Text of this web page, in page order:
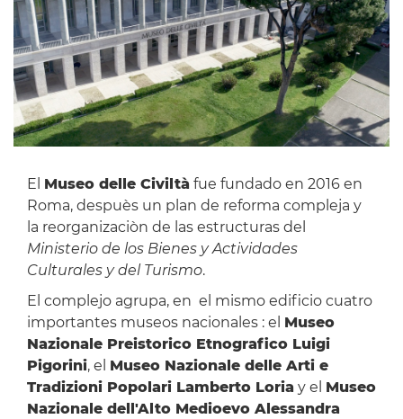
El Museo delle Civiltà fue fundado en 2016 en
Roma, despuès un plan de reforma compleja y
la reorganizaciòn de las estructuras del
Ministerio de los Bienes y Actividades
Culturales y del Turismo.
El complejo agrupa, en el mismo edificio cuatro
importantes museos nacionales : el Museo
Nazionale Preistorico Etnografico Luigi
Pigorini, el Museo Nazionale delle Arti e
Tradizioni Popolari Lamberto Loria y el Museo
Nazionale dell'Alto Medioevo Alessandra